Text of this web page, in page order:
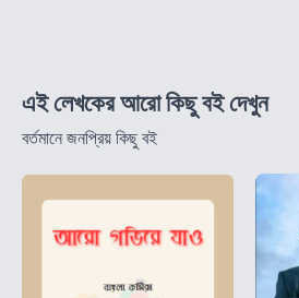
এই লেখকের আরো কিছু বই দেখুন
বর্তমানে জনপ্রিয় কিছু বই